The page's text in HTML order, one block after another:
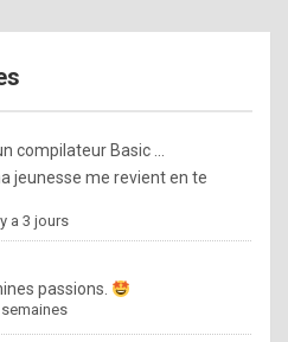
%
m
a
d
b
y
compilateur Basic ...
jeunesse me revient en te
a 3 jours
passions.
semaines